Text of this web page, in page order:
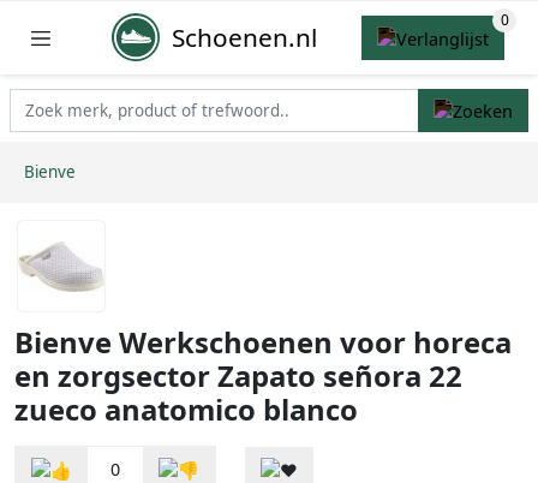
Schoenen.nl
Bienve
Bienve Werkschoenen voor horeca
en zorgsector Zapato señora 22
zueco anatomico blanco
0